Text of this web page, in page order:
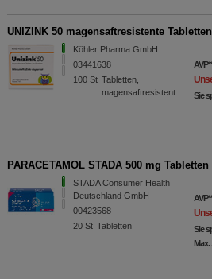
UNIZINK 50 magensaftresistente Tabletten
Köhler Pharma GmbH
03441638
100 St Tabletten,
magensaftresistent
AVP
Sie
PARACETAMOL STADA 500 mg Tabletten
STADA Consumer Health
Deutschland GmbH
00423568
20 St Tabletten
AVP
Sie